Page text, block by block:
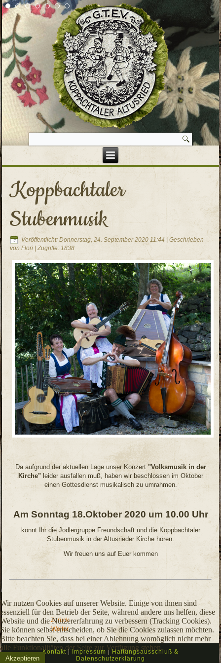
Koppbachtaler
Stubenmusik
Veröffentlicht: Donnerstag, 24. September 2020 11:44 |Geschrieben
von Flori | Zugriffe: 1838
Da aufgrund der aktuellen Lage unser Konzert "Volksmusik in der
Kirche"leider ausfallen muß, haben wir beschlossen im Oktober
einen Gottesdienst musikalisch zu umrahmen.
Am Sonntag 18.Oktober 2020 um 10.00 Uhr
könnt Ihr die Jodlergruppe Freundschaft und die Koppbachtaler
Stubenmusik in der Altusrieder Kirche hören.
Wir freuen uns auf Euer kommen
Zurück
Weiter
Kontakt|Impressum |Haftungsausschluß &
Datenschutzerklärung
Wir nutzen Cookies auf unserer Website. Einige von ihnen sind
essenziell für den Betrieb der Seite, während andere uns helfen, diese
Website und die Nutzererfahrung zu verbessern (Tracking Cookies).
Sie können selbst entscheiden, ob Sie die Cookies zulassen möchten.
Bitte beachten Sie, dass bei einer Ablehnung womöglich nicht mehr
alle Funktionalitäten der Seite zur Verfügung stehen.
Akzeptieren